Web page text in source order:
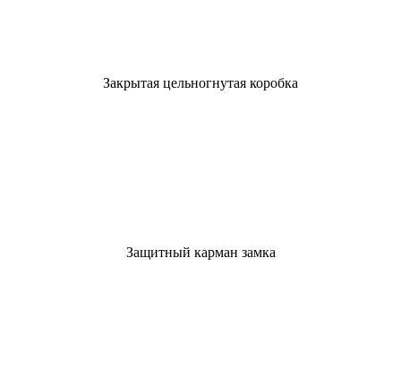
Закрытая цельногнутая коробка
Защитный карман замка